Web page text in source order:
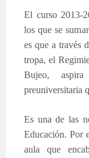
El curso 2013-
los que se
es que a través
tropa, el
Bujeo,
preuniversitaria
Es una de las
Educación. Por
aula que